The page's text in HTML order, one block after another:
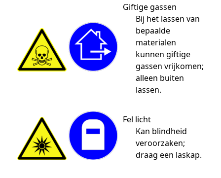
Giftige gassen
Bij het lassen van
bepaalde
materialen
kunnen giftige
gassen vrijkomen;
alleen buiten
lassen.
Fel licht
Kan blindheid
veroorzaken;
draag een laskap.